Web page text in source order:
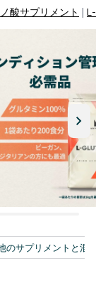
酸サプリメント